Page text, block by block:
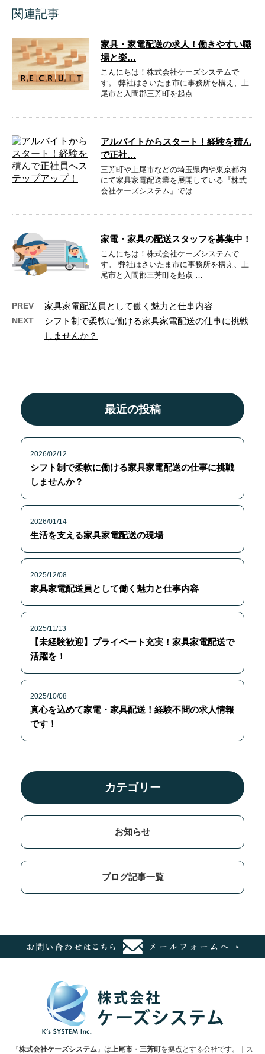
関連記事
家具・家電配送の求人！働きやすい職
場と楽…
こんにちは！株式会社ケーズシステムで
す。 弊社はさいたま市に事務所を構え、上
尾市と入間郡三芳町を起点 …
アルバイトからスタート！経験を積ん
で正社…
三芳町や上尾市などの埼玉県内や東京都内
にて家具家電配送業を展開している『株式
会社ケーズシステム』では …
家電・家具の配送スタッフを募集中！
こんにちは！株式会社ケーズシステムで
す。 弊社はさいたま市に事務所を構え、上
尾市と入間郡三芳町を起点 …
PREV 家具家電配送員として働く魅力と仕事内容
NEXT
シフト制で柔軟に働ける家具家電配送の仕事に挑戦
しませんか？
最近の投稿
2026/02/12
シフト制で柔軟に働ける家具家電配送の仕事に挑戦
しませんか？
2026/01/14
生活を支える家具家電配送の現場
2025/12/08
家具家電配送員として働く魅力と仕事内容
2025/11/13
【未経験歓迎】プライベート充実！家具家電配送で
活躍を！
2025/10/08
真心を込めて家電・家具配送！経験不問の求人情報
です！
カテゴリー
お知らせ
ブログ記事一覧
『株式会社ケーズシステム 』は 上尾市 ・ 三芳町を拠点とする会社です。｜ス